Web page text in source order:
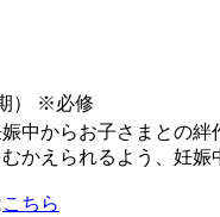
） ※必修
中からお子さまとの絆
かえられるよう、妊娠
こちら